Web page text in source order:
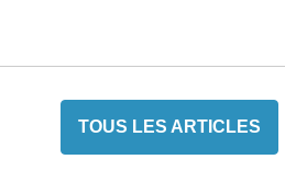
TOUS LES ARTICLES